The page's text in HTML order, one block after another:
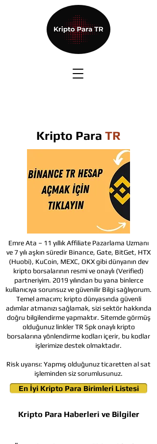
Kripto Para Haberleri ve Bilgiler
En İyi Kripto Para Birimleri Listesi
Kripto Para TR
Emre Ata – 11 yıllık Affiliate Pazarlama Uzmanı
ve 7 yılı aşkın süredir Binance, Gate, BitGet, HTX
(Huobi), KuCoin, MEXC, OKX gibi dünyanın dev
kripto borsalarının resmi ve onaylı (Verified)
partneriyim. 2019 yılından bu yana binlerce
kullanıcıya sorunsuz ve güvenilir Bilgi sağlıyorum.
Temel amacım; kripto dünyasında güvenli
adımlar atmanızı sağlamak, sizi sektör hakkında
doğru bilgilendirme yapmaktır. Sitemde görmüş
olduğunuz linkler TR Spk onaylı kripto
borsalarına yönlendirme kodları içerir, bu kodlar
işlerimize destek olmaktadır.
Risk uyarısı: Yapmış olduğunuz ticaretten al sat
işleminden siz sorumlusunuz.